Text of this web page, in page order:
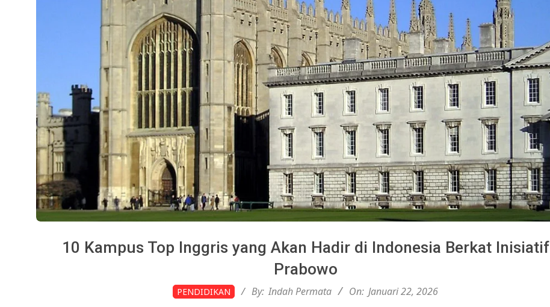
10 Kampus Top Inggris yang Akan Hadir di Indonesia Berkat Inisiatif
Prabowo
PENDIDIKAN By: Indah Permata On: Januari 22, 2026